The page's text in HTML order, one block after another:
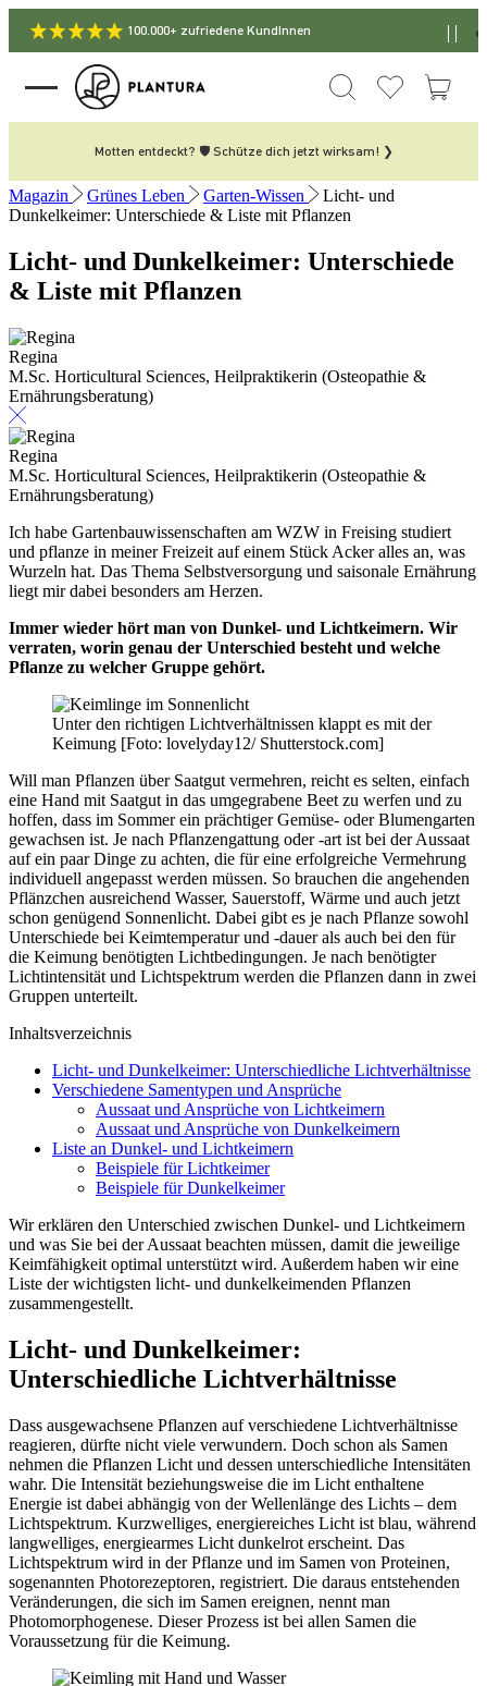
100.000+ zufriedene KundInnen
Motten entdeckt? 🛡️ Schütze dich jetzt wirksam! ❯
Magazin Grünes Leben Garten-Wissen
Licht- und
Dunkelkeimer: Unterschiede & Liste mit Pflanzen
Licht- und Dunkelkeimer: Unterschiede
& Liste mit Pflanzen
Regina
M.Sc. Horticultural Sciences, Heilpraktikerin (Osteopathie &
Ernährungsberatung)
Regina
M.Sc. Horticultural Sciences, Heilpraktikerin (Osteopathie &
Ernährungsberatung)
Ich habe Gartenbauwissenschaften am WZW in Freising studiert
und pflanze in meiner Freizeit auf einem Stück Acker alles an, was
Wurzeln hat. Das Thema Selbstversorgung und saisonale Ernährung
liegt mir dabei besonders am Herzen.
Immer wieder hört man von Dunkel- und Lichtkeimern. Wir
verraten, worin genau der Unterschied besteht und welche
Pflanze zu welcher Gruppe gehört.
Unter den richtigen Lichtverhältnissen klappt es mit der
Keimung [Foto: lovelyday12/ Shutterstock.com]
Will man Pflanzen über Saatgut vermehren, reicht es selten, einfach
eine Hand mit Saatgut in das umgegrabene Beet zu werfen und zu
hoffen, dass im Sommer ein prächtiger Gemüse- oder Blumengarten
gewachsen ist. Je nach Pflanzengattung oder -art ist bei der Aussaat
auf ein paar Dinge zu achten, die für eine erfolgreiche Vermehrung
individuell angepasst werden müssen. So brauchen die angehenden
Pflänzchen ausreichend Wasser, Sauerstoff, Wärme und auch jetzt
schon genügend Sonnenlicht. Dabei gibt es je nach Pflanze sowohl
Unterschiede bei Keimtemperatur und -dauer als auch bei den für
die Keimung benötigten Lichtbedingungen. Je nach benötigter
Lichtintensität und Lichtspektrum werden die Pflanzen dann in zwei
Gruppen unterteilt.
Inhaltsverzeichnis
Licht- und Dunkelkeimer: Unterschiedliche Lichtverhältnisse
Verschiedene Samentypen und Ansprüche
Aussaat und Ansprüche von Lichtkeimern
Aussaat und Ansprüche von Dunkelkeimern
Liste an Dunkel- und Lichtkeimern
Beispiele für Lichtkeimer
Beispiele für Dunkelkeimer
Wir erklären den Unterschied zwischen Dunkel- und Lichtkeimern
und was Sie bei der Aussaat beachten müssen, damit die jeweilige
Keimfähigkeit optimal unterstützt wird. Außerdem haben wir eine
Liste der wichtigsten licht- und dunkelkeimenden Pflanzen
zusammengestellt.
Licht- und Dunkelkeimer:
Unterschiedliche Lichtverhältnisse
Dass ausgewachsene Pflanzen auf verschiedene Lichtverhältnisse
reagieren, dürfte nicht viele verwundern. Doch schon als Samen
nehmen die Pflanzen Licht und dessen unterschiedliche Intensitäten
wahr. Die Intensität beziehungsweise die im Licht enthaltene
Energie ist dabei abhängig von der Wellenlänge des Lichts – dem
Lichtspektrum. Kurzwelliges, energiereiches Licht ist blau, während
langwelliges, energiearmes Licht dunkelrot erscheint. Das
Lichtspektrum wird in der Pflanze und im Samen von Proteinen,
sogenannten Photorezeptoren, registriert. Die daraus entstehenden
Veränderungen, die sich im Samen ereignen, nennt man
Photomorphogenese. Dieser Prozess ist bei allen Samen die
Voraussetzung für die Keimung.